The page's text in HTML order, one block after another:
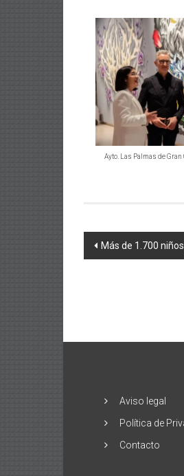
Ayto. Las Palmas de
Navegación
Más de 1.700
Aviso legal
Política de
Contacto